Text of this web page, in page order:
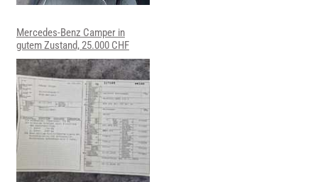
Mercedes-Benz Camper in
gutem Zustand, 25.000 CHF